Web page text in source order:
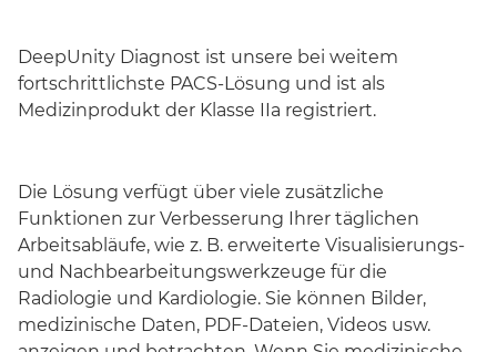
DeepUnity Diagnost ist unsere bei weitem
fortschrittlichste PACS-Lösung und ist als
Medizinprodukt der Klasse IIa registriert.
Die Lösung verfügt über viele zusätzliche
Funktionen zur Verbesserung Ihrer täglichen
Arbeitsabläufe, wie z. B. erweiterte Visualisierungs-
und Nachbearbeitungswerkzeuge für die
Radiologie und Kardiologie. Sie können Bilder,
medizinische Daten, PDF-Dateien, Videos usw.